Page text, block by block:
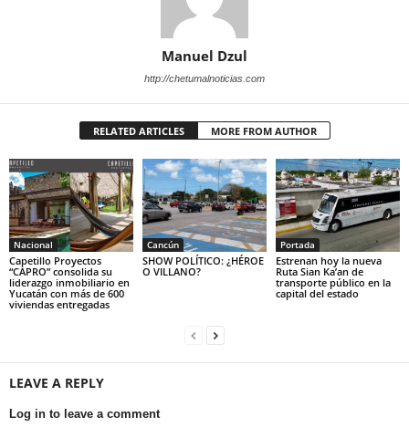
Manuel Dzul
http://chetumalnoticias.com
RELATED ARTICLES MORE FROM AUTHOR
Nacional
Capetillo Proyectos
“CAPRO” consolida su
liderazgo inmobiliario en
Yucatán con más de 600
viviendas entregadas
Cancún
SHOW POLÍTICO: ¿HÉROE
O VILLANO?
Portada
Estrenan hoy la nueva
Ruta Sian Ka’an de
transporte público en la
capital del estado
LEAVE A REPLY
Log in to leave a comment